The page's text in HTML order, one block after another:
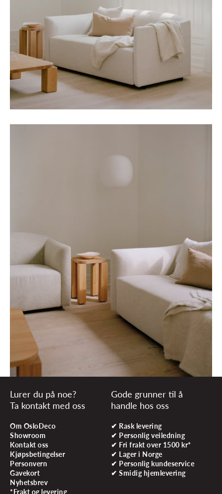
Lurer du på noe?
Ta kontakt med oss
Om OsloDeco
Showroom
Kontakt oss
Kjøpsbetingelser
Personvern
Gavekort
Nyhetsbrev
*Frakt og levering
Gode grunner til å
handle hos oss
✔ Rask levering
✔ Personlig veiledning
✔ Fri frakt over 1500 kr*
✔ Lager i Norge
✔ Personlig kundeservice
✔ Smidig hjemlevering